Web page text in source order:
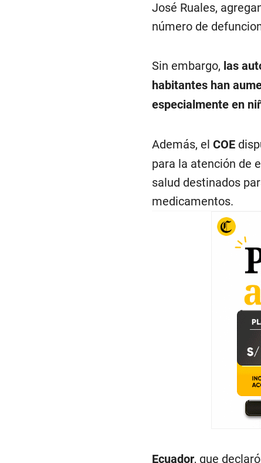
José Ruales,
número de
Sin embargo, las
habitantes han
especialmente en
Además, el COE
para la atención de
salud destinados
medicamentos.
Ecuador, que